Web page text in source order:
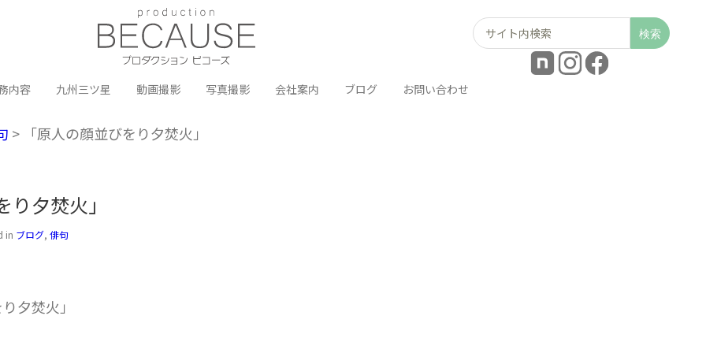
Search
for:
内容 九州三ツ星 動画撮影 写真撮影 会社案内 ブログ お問い合わせ
> 「原人の顔並びをり夕焚火」
夕焚火」
in ブログ, 俳句
夕焚火」